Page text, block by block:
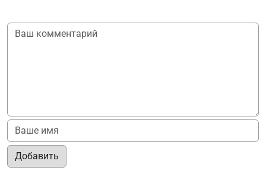
Добавить